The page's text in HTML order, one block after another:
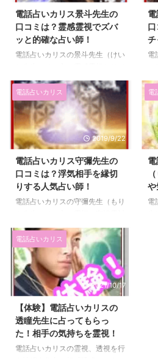
電話占いカリス景斗先生の
口コミは？霊感霊視でズバ
ッと的確な占い師！
電話占いカリスの景斗先生（けい
コメトリーを使って占うカリスで
人気の占い師です。 的確にズバ
ッとアドバイスをする姉御占い師
として有名です。 特に恋愛で困
っている女子たちの悩みをサクッ
と素早く解決してくれます。 恋
愛では、生年月日不要で相手の気
持ちを読み取ることや、復活愛、
縁結び・縁切りを叶えることが得
意としています。 仕事や人生に
おいても、こうなりたいという想
理人（りえ）のコメントや景斗先
生の口コミを紹介 ...
チ
電
遠
占
定
や
の
得
関
恋
が
電話占いカリス
2019/9/22
電話占いカリス守彌先生の
口コミは？浮気相手を縁切
りする人気占い師！
電話占いカリスの守彌先生（もり
話、波動修正、陰陽道などを使っ
て鑑定をします。 生年月日不要
で占ってくれる男性占い師で、縁
結びや縁切りの効果がすごいと評
判です。 なぜなら、「鑑定結果
通りになる」という口コミの多さ
が尋常じゃないからです。(笑) 気
になってきますよね～！ では、
さっそく管理人（りえ）のコメン
トや守彌先生の口コミ・評判を紹
介します。 守彌先生の詳細 在籍
電
や
電
電話占いカリス
2021/10/17
【体験】電話占いカリスの
透瞳先生に占ってもらっ
た！相手の気持ちを霊視！
電話占いカリスの霊視、透視を行